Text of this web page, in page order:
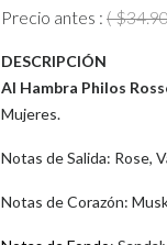
Precio antes : (
DESCRIPCIÓN
Al Hambra Philos
Mujeres.
Notas de Salida: Rose,
Notas de Corazón: